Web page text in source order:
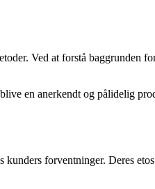
Ved at forstå baggrunden
en anerkendt og pålidelig
forventninger. Deres